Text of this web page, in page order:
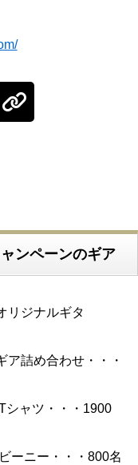
ンペーンのギア
リジナルギタ
詰め合わせ・・・
ャツ・・・1900
ニー・・・800名